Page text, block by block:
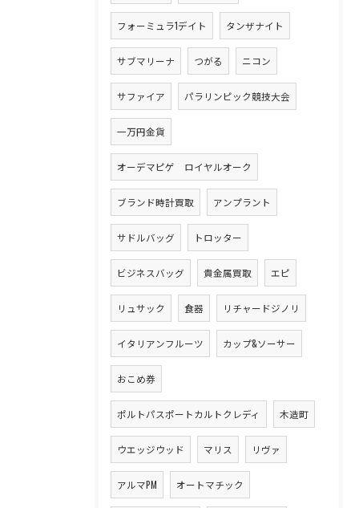
フォーミュラ1デイト タンザナイト
サブマリーナ つがる ニコン
サファイア パラリンピック競技大会
一万円金貨
オーデマピゲ ロイヤルオーク
ブランド時計買取 アンプラント
サドルバッグ トロッター
ビジネスバッグ 貴金属買取 エピ
リュサック 食器 リチャードジノリ
イタリアンフルーツ カップ&ソーサー
おこめ券
ポルトパスポートカルトクレディ 木造町
ウエッジウッド マリス リヴァ
アルマPM オートマチック